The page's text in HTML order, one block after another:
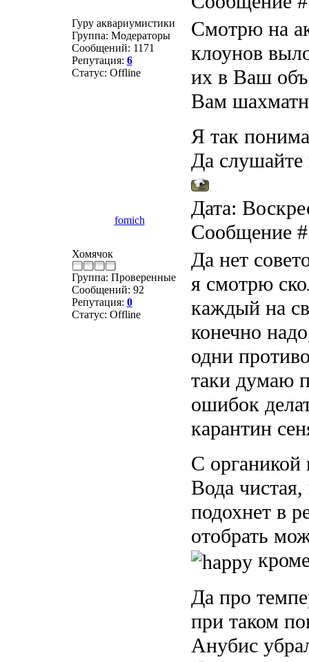
Гуру аквариумистики
Группа: Модераторы
Сообщений: 1171
Репутация: 6
Статус: Offline
Смотрю на
клоунов
их в Ваш
Вам
Я так
Да
fomich
Дата:
Сообщение
Хомячок
Группа: Проверенные
Сообщений: 92
Репутация: 0
Статус: Offline
Да нет
я смотрю
каждый на
конечно
одни
таки думаю
ошибок
карантин
С органикой
Вода
подохнет в
отобрать
Да про
при таком
Анубис